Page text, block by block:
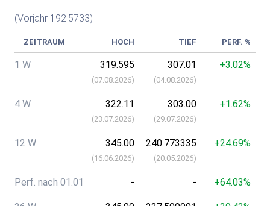
(Vorjahr 192.5733)
ZEITRAUM HOCH TIEF PERF. %
1 W 319.595
(07.08.2026)
307.01
(04.08.2026)
+3.02%
4 W 322.11
(23.07.2026)
303.00
(29.07.2026)
+1.62%
12 W 345.00
(16.06.2026)
240.773335
(20.05.2026)
+24.69%
Perf. nach 01.01 - - +64.03%